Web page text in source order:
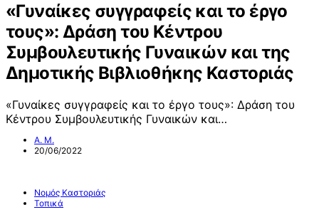
«Γυναίκες συγγραφείς και το έργο
τους»: Δράση του Κέντρου
Συμβουλευτικής Γυναικών και της
Δημοτικής Βιβλιοθήκης Καστοριάς
«Γυναίκες συγγραφείς και το έργο τους»: Δράση του
Κέντρου Συμβουλευτικής Γυναικών και…
Α. Μ.
20/06/2022
Νομός Καστοριάς
Τοπικά